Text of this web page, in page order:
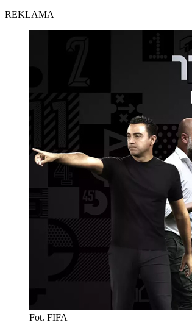
REKLAMA
Fot. FIFA